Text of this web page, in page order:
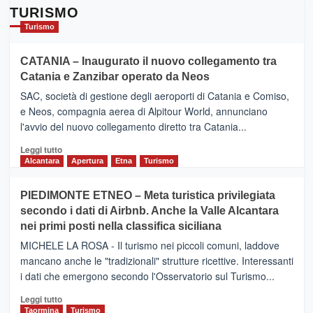
TURISMO
Turismo
CATANIA – Inaugurato il nuovo collegamento tra
Catania e Zanzibar operato da Neos
SAC, società di gestione degli aeroporti di Catania e Comiso,
e Neos, compagnia aerea di Alpitour World, annunciano
l'avvio del nuovo collegamento diretto tra Catania...
Leggi tuttoLeggi
CATANIA
–
Inaugurato
il
nuovo
collegamento
tra
e
Alcantara Apertura Etna Turismo
PIEDIMONTE ETNEO – Meta turistica privilegiata
secondo i dati di Airbnb. Anche la Valle Alcantara
nei primi posti nella classifica siciliana
MICHELE LA ROSA - Il turismo nei piccoli comuni, laddove
mancano anche le "tradizionali" strutture ricettive. Interessanti
i dati che emergono secondo l'Osservatorio sul Turismo...
Leggi tuttoLeggi
Taormina Turismo